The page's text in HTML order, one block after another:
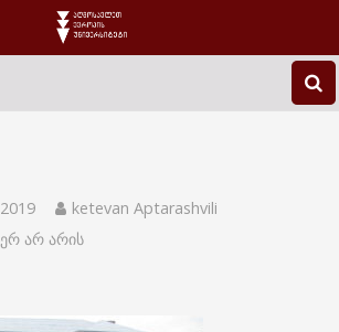
ketevan Aptarashvili
არ არის